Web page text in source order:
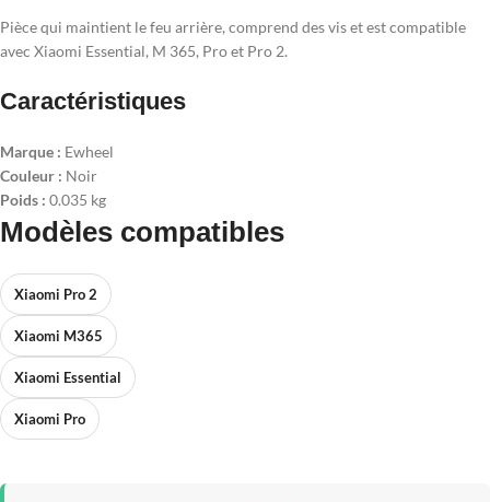
Pièce qui maintient le feu arrière, comprend des vis et est compatible
avec Xiaomi Essential, M 365, Pro et Pro 2.
Caractéristiques
Marque : Ewheel
Couleur : Noir
Poids : 0.035 kg
Modèles compatibles
Xiaomi Pro 2
Xiaomi M365
Xiaomi Essential
Xiaomi Pro